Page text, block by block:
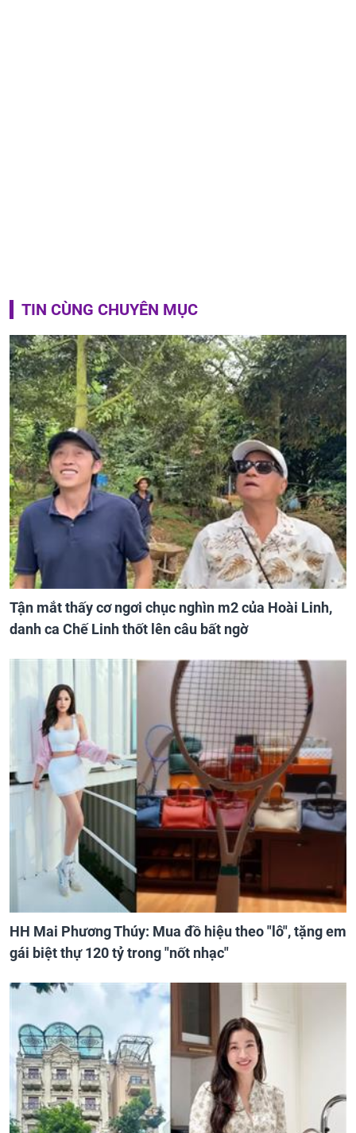
TIN CÙNG CHUYÊN MỤC
Tận mắt thấy cơ ngơi chục nghìn m2 của Hoài Linh,
danh ca Chế Linh thốt lên câu bất ngờ
HH Mai Phương Thúy: Mua đồ hiệu theo "lô", tặng em
gái biệt thự 120 tỷ trong "nốt nhạc"